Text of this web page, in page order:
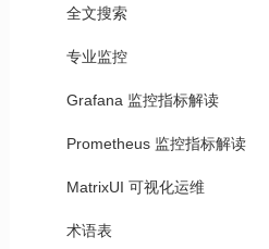
全文搜索
专业监控
Grafana 监控指标解读
Prometheus 监控指标解读
MatrixUI 可视化运维
术语表